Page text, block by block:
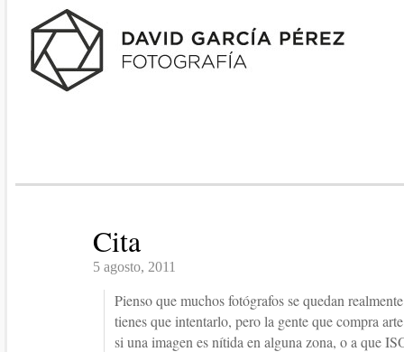
Cita
5 agosto, 2011
Pienso que muchos fotógrafos se quedan
tienes que intentarlo, pero la gente que compra
si una imagen es nítida en alguna zona, o a que